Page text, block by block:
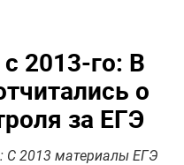
2013-го: В
о
за ЕГЭ
С 2013 материалы ЕГЭ